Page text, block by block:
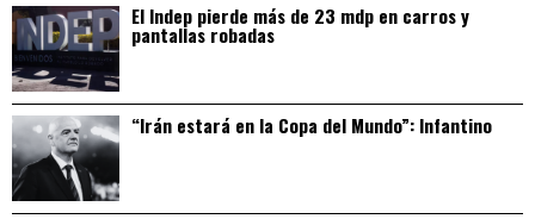
El Indep pierde más de 23 mdp en carros y
pantallas robadas
“Irán estará en la Copa del Mundo”: Infantino